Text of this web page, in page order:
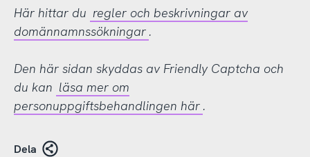
Här hittar du regler och beskrivningar av
domännamnssökningar .
Den här sidan skyddas av Friendly Captcha och
du kan läsa mer om
personuppgiftsbehandlingen här .
Dela